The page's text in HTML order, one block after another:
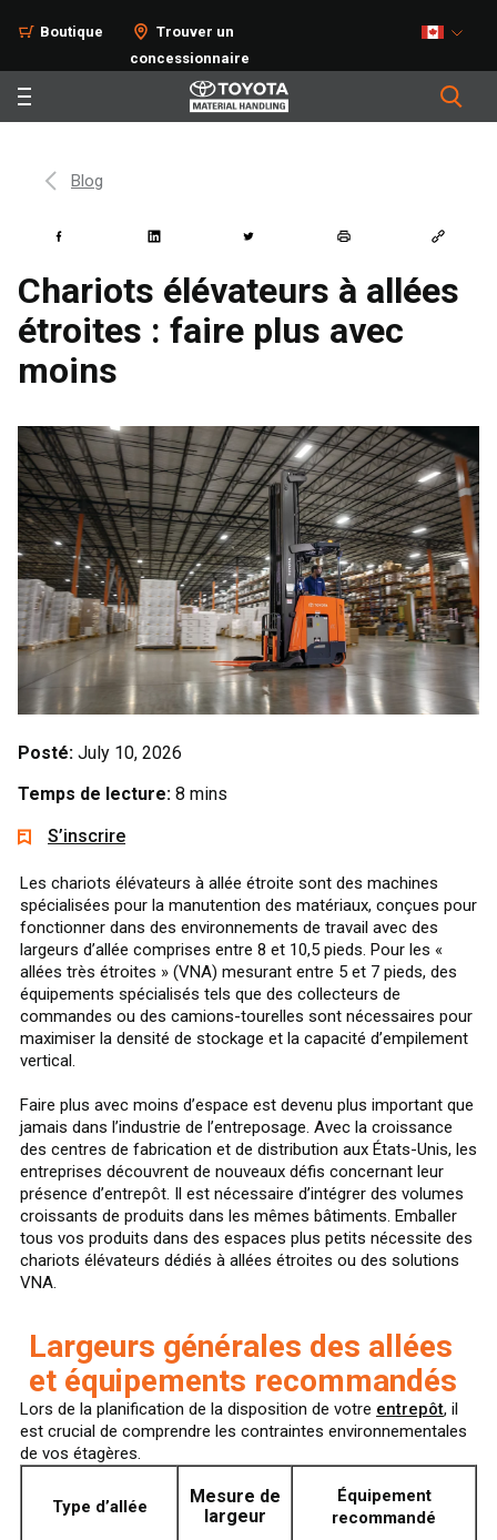
Boutique
Trouver un
concessionnaire
Blog
Chariots élévateurs à allées
étroites : faire plus avec
moins
Posté: July 10, 2026
Temps de lecture: 8 mins
S’inscrire
Les chariots élévateurs à allée étroite sont des machines
spécialisées pour la manutention des matériaux, conçues pour
fonctionner dans des environnements de travail avec des
largeurs d’allée comprises entre 8 et 10,5 pieds. Pour les «
allées très étroites » (VNA) mesurant entre 5 et 7 pieds, des
équipements spécialisés tels que des collecteurs de
commandes ou des camions-tourelles sont nécessaires pour
maximiser la densité de stockage et la capacité d’empilement
vertical.
Faire plus avec moins d’espace est devenu plus important que
jamais dans l’industrie de l’entreposage. Avec la croissance
des centres de fabrication et de distribution aux États-Unis, les
entreprises découvrent de nouveaux défis concernant leur
présence d’entrepôt. Il est nécessaire d’intégrer des volumes
croissants de produits dans les mêmes bâtiments. Emballer
tous vos produits dans des espaces plus petits nécessite des
chariots élévateurs dédiés à allées étroites ou des solutions
VNA.
Largeurs générales des allées
et équipements recommandés
Lors de la planification de la disposition de votre entrepôt, il
est crucial de comprendre les contraintes environnementales
de vos étagères.
Type d’allée
Mesure de
largeur
Équipement
recommandé